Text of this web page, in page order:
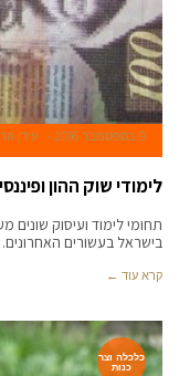
9 בספטמבר 2016 עידן
לימודי שוק ההון
תחומי לימוד ועיסוק שונים
בישראל בעשורים
קרא עוד ←
כלכלה וצר
כנות